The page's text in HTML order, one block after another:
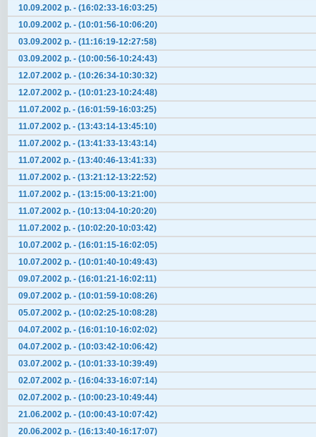
10.09.2002 р. - (16:02:33-16:03:25)
10.09.2002 р. - (10:01:56-10:06:20)
03.09.2002 р. - (11:16:19-12:27:58)
03.09.2002 р. - (10:00:56-10:24:43)
12.07.2002 р. - (10:26:34-10:30:32)
12.07.2002 р. - (10:01:23-10:24:48)
11.07.2002 р. - (16:01:59-16:03:25)
11.07.2002 р. - (13:43:14-13:45:10)
11.07.2002 р. - (13:41:33-13:43:14)
11.07.2002 р. - (13:40:46-13:41:33)
11.07.2002 р. - (13:21:12-13:22:52)
11.07.2002 р. - (13:15:00-13:21:00)
11.07.2002 р. - (10:13:04-10:20:20)
11.07.2002 р. - (10:02:20-10:03:42)
10.07.2002 р. - (16:01:15-16:02:05)
10.07.2002 р. - (10:01:40-10:49:43)
09.07.2002 р. - (16:01:21-16:02:11)
09.07.2002 р. - (10:01:59-10:08:26)
05.07.2002 р. - (10:02:25-10:08:28)
04.07.2002 р. - (16:01:10-16:02:02)
04.07.2002 р. - (10:03:42-10:06:42)
03.07.2002 р. - (10:01:33-10:39:49)
02.07.2002 р. - (16:04:33-16:07:14)
02.07.2002 р. - (10:00:23-10:49:44)
21.06.2002 р. - (10:00:43-10:07:42)
20.06.2002 р. - (16:13:40-16:17:07)